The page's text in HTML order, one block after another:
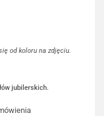
od koloru na zdjęciu.
jubilerskich.